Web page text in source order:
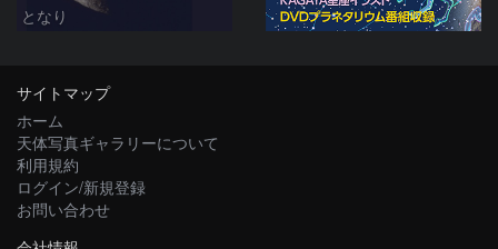
となり
サイトマップ
ホーム
天体写真ギャラリーについて
利用規約
ログイン/新規登録
お問い合わせ